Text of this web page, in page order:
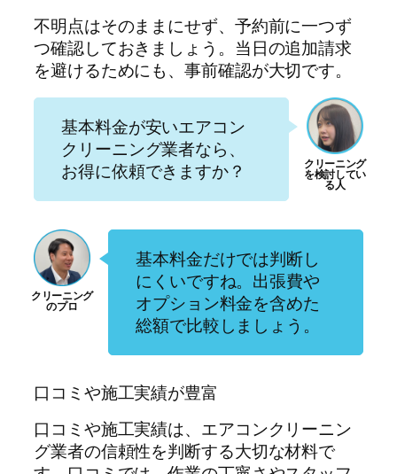
不明点はそのままにせず、予約前に一つず
つ確認しておきましょう。当日の追加請求
を避けるためにも、事前確認が大切です。
基本料金が安いエアコン
クリーニング業者なら、
お得に依頼できますか？
基本料金だけでは判断し
にくいですね。出張費や
オプション料金を含めた
総額で比較しましょう。
口コミや施工実績が豊富
口コミや施工実績は、エアコンクリーニン
グ業者の信頼性を判断する大切な材料で